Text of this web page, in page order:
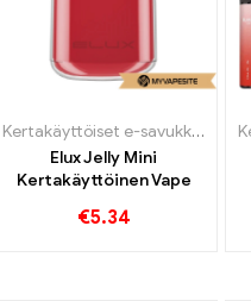
Kertakäyttöiset e-savukkeet
Elux Jelly Mini
Kertakäyttöinen Vape
€5.34